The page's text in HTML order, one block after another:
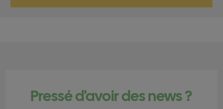
Pressé d'avoir des news ?